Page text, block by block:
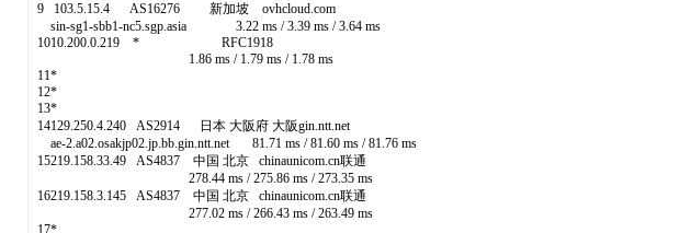
9 103.5.15.4 AS16276 新加坡 ovhcloud.com
sin-sg1-sbb1-nc5.sgp.asia 3.22 ms / 3.39 ms / 3.64 ms
1010.200.0.219 * RFC1918
1.86 ms / 1.79 ms / 1.78 ms
11*
12*
13*
14129.250.4.240 AS2914 日本 大阪府 大阪gin.ntt.net
ae-2.a02.osakjp02.jp.bb.gin.ntt.net 81.71 ms / 81.60 ms / 81.76 ms
15219.158.33.49 AS4837 中国 北京 chinaunicom.cn联通
278.44 ms / 275.86 ms / 273.35 ms
16219.158.3.145 AS4837 中国 北京 chinaunicom.cn联通
277.02 ms / 266.43 ms / 263.49 ms
17*